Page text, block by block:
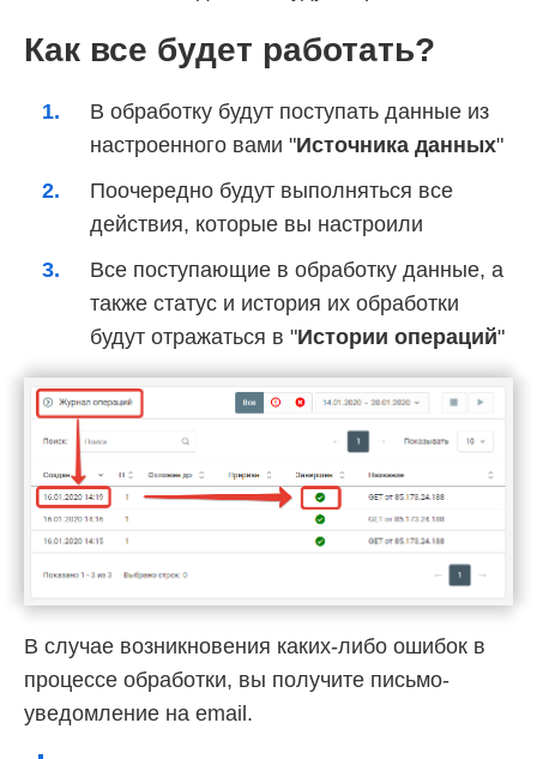
Как все будет работать?
В обработку будут поступать данные из
настроенного вами "Источника данных"
Поочередно будут выполняться все
действия, которые вы настроили
Все поступающие в обработку данные, а
также статус и история их обработки
будут отражаться в "Истории операций"
В случае возникновения каких-либо ошибок в
процессе обработки, вы получите письмо-
уведомление на email.